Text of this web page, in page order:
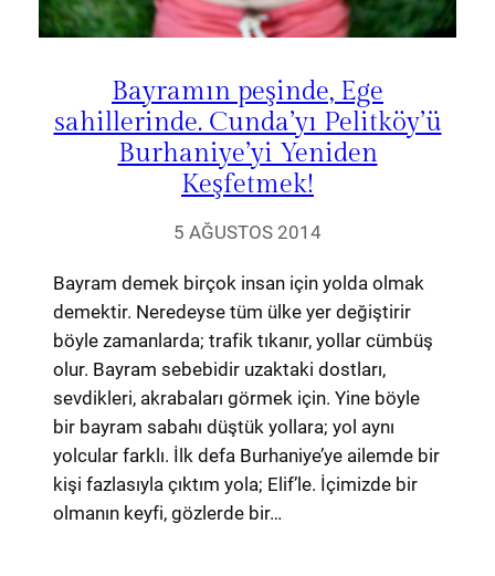
Bayramın peşinde, Ege
sahillerinde. Cunda’yı Pelitköy’ü
Burhaniye’yi Yeniden
Keşfetmek!
5 AĞUSTOS 2014
Bayram demek birçok insan için yolda olmak
demektir. Neredeyse tüm ülke yer değiştirir
böyle zamanlarda; trafik tıkanır, yollar cümbüş
olur. Bayram sebebidir uzaktaki dostları,
sevdikleri, akrabaları görmek için. Yine böyle
bir bayram sabahı düştük yollara; yol aynı
yolcular farklı. İlk defa Burhaniye’ye ailemde bir
kişi fazlasıyla çıktım yola; Elif’le. İçimizde bir
olmanın keyfi, gözlerde bir…